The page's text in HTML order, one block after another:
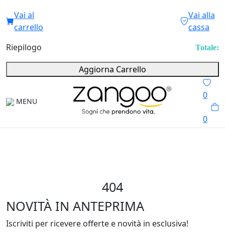
Vai al
carrello
Vai alla
cassa
Riepilogo
Totale:
Aggiorna Carrello
MENU
0
0
404
NOVITÀ IN ANTEPRIMA
Iscriviti per ricevere offerte e novità in esclusiva!